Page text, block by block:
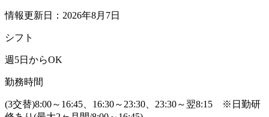
情報更新日：2026年8月7日
シフト
週5日からOK
勤務時間
(3交替)8:00～16:45、16:30～23:30、23:30～翌8:15 ※日勤研